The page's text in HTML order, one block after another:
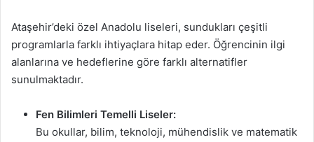
Ataşehir’deki özel Anadolu liseleri, sundukları çeşitli
programlarla farklı ihtiyaçlara hitap eder. Öğrencinin ilgi
alanlarına ve hedeflerine göre farklı alternatifler
sunulmaktadır.
Fen Bilimleri Temelli Liseler:
Bu okullar, bilim, teknoloji, mühendislik ve matematik